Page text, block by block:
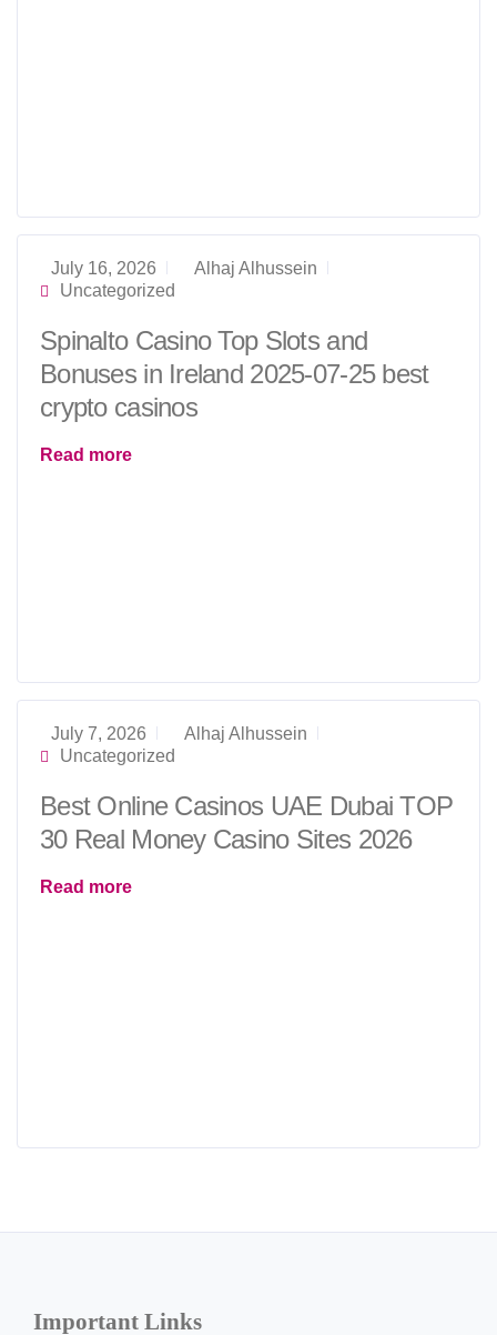
July 16, 2026
Alhaj Alhussein
Uncategorized
Spinalto Casino Top Slots and
Bonuses in Ireland 2025-07-25 best
crypto casinos
Read more
July 7, 2026
Alhaj Alhussein
Uncategorized
Best Online Casinos UAE Dubai TOP
30 Real Money Casino Sites 2026
Read more
Important Links